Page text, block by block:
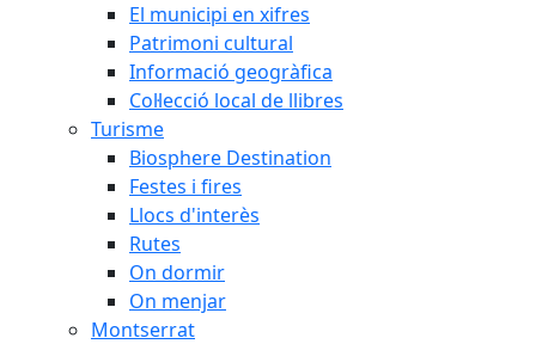
El municipi en xifres
Patrimoni cultural
Informació geogràfica
Col·lecció local de llibres
Turisme
Biosphere Destination
Festes i fires
Llocs d'interès
Rutes
On dormir
On menjar
Montserrat